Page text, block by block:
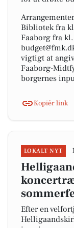
Bibliotek fra
Faaborg fra
vigtigt at
Faaborg-
borgernes
Kopiér link
LOKALT NYT
Efter en